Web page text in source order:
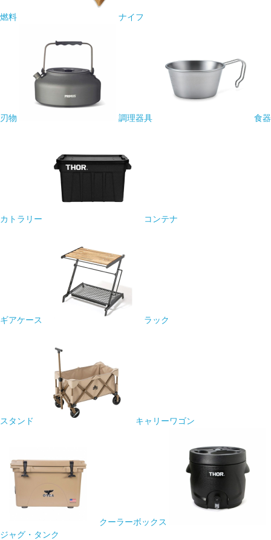
燃料 ナイフ
刃物 調理器具 食器
カトラリー コンテナ
ギアケース ラック
スタンド キャリーワゴン
クーラーボックス
ジャグ・タンク